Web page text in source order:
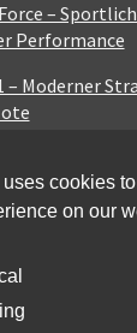
–
Performance
– Moderner
–
Einsätze
–
ME77 –
cookies
on our